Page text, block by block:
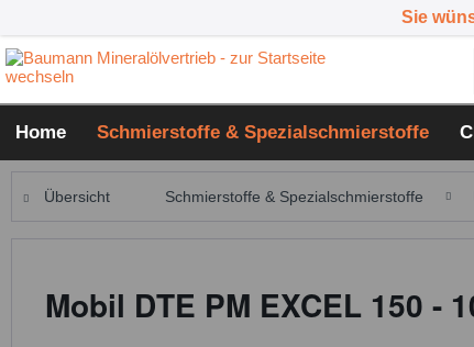
Sie
Home Schmierstoffe & Spezialschmierstoffe
Übersicht Schmierstoffe & Spezialschmierstoffe
Mobil DTE PM EXCEL 150 -